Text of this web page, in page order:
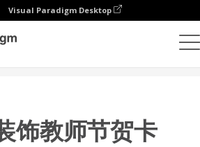
Visual Paradigm Desktop
饰教师节贺卡